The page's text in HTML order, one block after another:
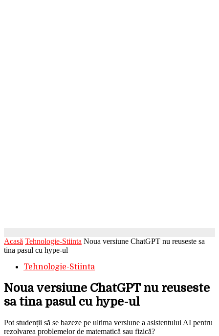
Acasă Tehnologie-Stiinta Noua versiune ChatGPT nu reuseste sa
tina pasul cu hype-ul
Tehnologie-Stiinta
Noua versiune ChatGPT nu reuseste
sa tina pasul cu hype-ul
Pot studenții să se bazeze pe ultima versiune a asistentului AI pentru
rezolvarea problemelor de matematică sau fizică?